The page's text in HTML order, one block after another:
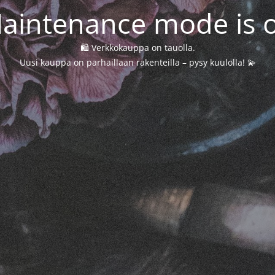
mode is
🛍️ Verkkokauppa on tauolla.
Uusi kauppa on parhaillaan rakenteilla – pysy kuulolla! 💫